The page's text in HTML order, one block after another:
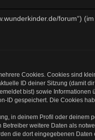
forum“)
Cookies. Cookies sind
ID deiner Sitzung (damit
bist) sowie
ID gespeichert. Die Cookies
in deinem Profil oder
weitere Daten als
die dort eingegebenen